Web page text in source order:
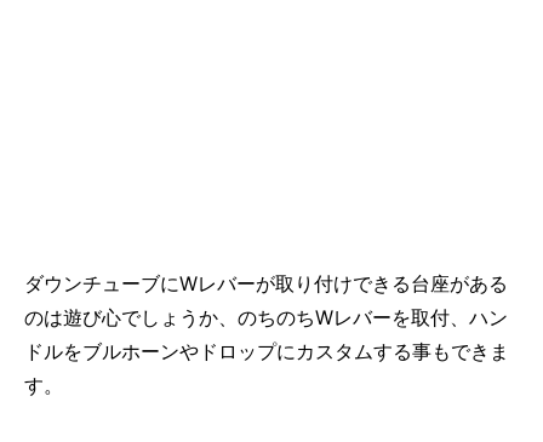
ダウンチューブにWレバーが取り付けできる台座がある
のは遊び心でしょうか、のちのちWレバーを取付、ハン
ドルをブルホーンやドロップにカスタムする事もできま
す。